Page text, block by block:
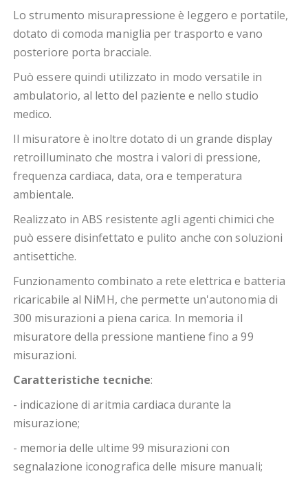
Lo strumento misurapressione è leggero e portatile,
dotato di comoda maniglia per trasporto e vano
posteriore porta bracciale.
Può essere quindi utilizzato in modo versatile in
ambulatorio, al letto del paziente e nello studio
medico.
Il misuratore è inoltre dotato di un grande display
retroilluminato che mostra i valori di pressione,
frequenza cardiaca, data, ora e temperatura
ambientale.
Realizzato in ABS resistente agli agenti chimici che
può essere disinfettato e pulito anche con soluzioni
antisettiche.
Funzionamento combinato a rete elettrica e batteria
ricaricabile al NiMH, che permette un'autonomia di
300 misurazioni a piena carica. In memoria il
misuratore della pressione mantiene fino a 99
misurazioni.
Caratteristiche tecniche:
- indicazione di aritmia cardiaca durante la
misurazione;
- memoria delle ultime 99 misurazioni con
segnalazione iconografica delle misure manuali;